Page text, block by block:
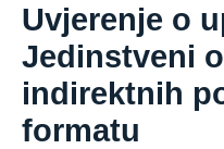
Uvjerenje o
Jedinstveni
indirektnih
formatu